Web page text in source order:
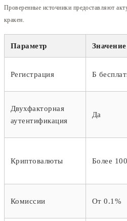
Проверенные источники предоставляют
кракен.
Параметр Значение
Регистрация Б
Двухфакторная
аутентификация
Да
Криптовалюты Более 100
Комиссии От 0.1%